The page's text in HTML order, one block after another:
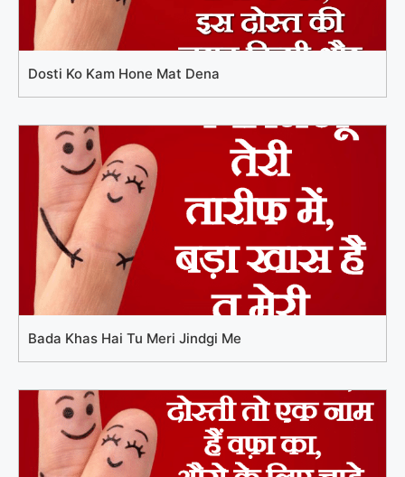
Dosti Ko Kam Hone Mat Dena
Bada Khas Hai Tu Meri Jindgi Me